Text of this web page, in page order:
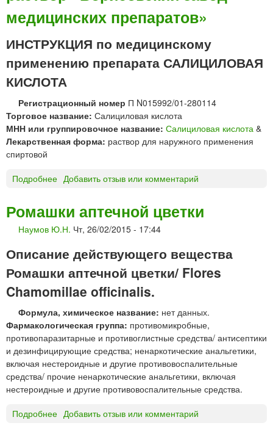
о
р
м
е
е
н
и
я
Ц
И
О
О
-
И
Н
К
О
А
С
Т
«
Т
л
с
к
а
я
ф
а
медицинских препаратов»
ИНСТРУКЦИЯ по медицинскому
применению препарата САЛИЦИЛОВАЯ
КИСЛОТА
Регистрационный номер П N015992/01-280114
Торговое название: Салициловая кислота
МНН или группировочное название: Салициловая кислота &
Лекарственная форма: раствор для наружного применения
спиртовой
Подробнее
Л
И
И
О
В
Я
К
И
С
Л
О
Т
Добавить отзыв или комментарий
Ромашки аптечной цветки
Наумов Ю.Н. Чт, 26/02/2015 - 17:44
Описание действующего вещества
Ромашки аптечной цветки/ Flores
Chamomillae officinalis.
Формула, химическое название: нет данных.
Фармакологическая группа: противомикробные,
противопаразитарные и противоглистные средства/ антисептики
и дезинфицирующие средства; ненаркотические анальгетики,
включая нестероидные и другие противовоспалительные
средства/ прочие ненаркотические анальгетики, включая
нестероидные и другие противовоспалительные средства.
Подробнее Добавить отзыв или комментарий